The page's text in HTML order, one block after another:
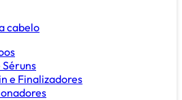
cabelo
Séruns
e Finalizadores